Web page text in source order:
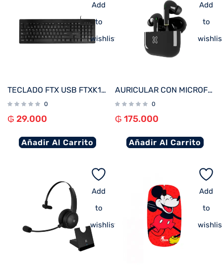
Add
to
wishlist
TECLADO FTX USB FTXK100E NUMERICO/INGLES/NEGRO
0
₲ 29.000
Añadir Al Carrito
Add
to
AURICULAR CON MICROFONO KLIP KTE-050BK TUNEFIBUDS TOUCH/TWS/BT/WIRELESS NEGRO
0
₲ 175.000
Añadir Al Carrito
Add
to
wishlist
Add
to